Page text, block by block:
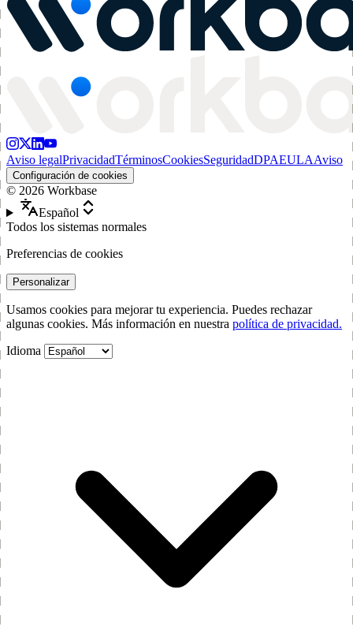
Aviso legalPrivacidadTérminosCookiesSeguridadDPAEULAAviso
Configuración de cookies
© 2026 Workbase
Español
Todos los sistemas normales
Preferencias de cookies
Personalizar
Usamos cookies para mejorar tu experiencia. Puedes rechazar
algunas cookies. Más información en nuestra política de privacidad.
Idioma